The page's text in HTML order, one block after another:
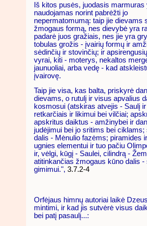
Iš kitos pusės, juodasis marmuras
naudojamas norint pabrėžti jo
nepermatomumą: taip jie dievams
žmogaus formą, nes dievybė yra
padarė juos gražiais, nes jie yra
tobulas grožis - įvairių formų ir
sėdinčių ir stovinčių; ir
vyrai, kiti - moterys, nekaltos
jaunuoliai, arba vedę - kad
įvairovę.
Taip jie visa, kas balta, priskyrė
dievams, o rutulį ir visus apvalius
kosmosui (atskiras atvejis - Saulį
retkarčiais ir likimui bei vilčiai;
apskritus daiktus - amžinybei ir
judėjimui bei jo sritims bei ciklams;
dalis - Mėnulio fazėms; piramides
ugnies elementui ir tuo pačiu
ir, vėlgi, kūgį - Saulei, cilindrą -
atitinkančias žmogaus kūno dalis -
gimimui.", 3.7.2-4
Orfėjaus himnų autoriai laikė
mintimi, ir kad jis sutvėrė visus
bei patį pasaulį...: